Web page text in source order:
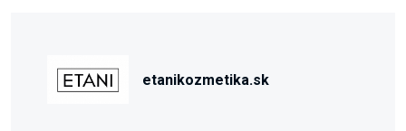
etanikozmetika.sk